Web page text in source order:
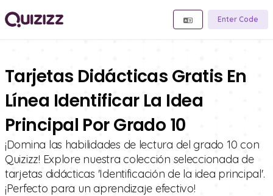
Enter Code
Tarjetas Didácticas Gratis En
Línea Identificar La Idea
Principal Por Grado 10
¡Domina las habilidades de lectura del grado 10 con
Quizizz! Explore nuestra colección seleccionada de
tarjetas didácticas 'Identificación de la idea principal'.
¡Perfecto para un aprendizaje efectivo!